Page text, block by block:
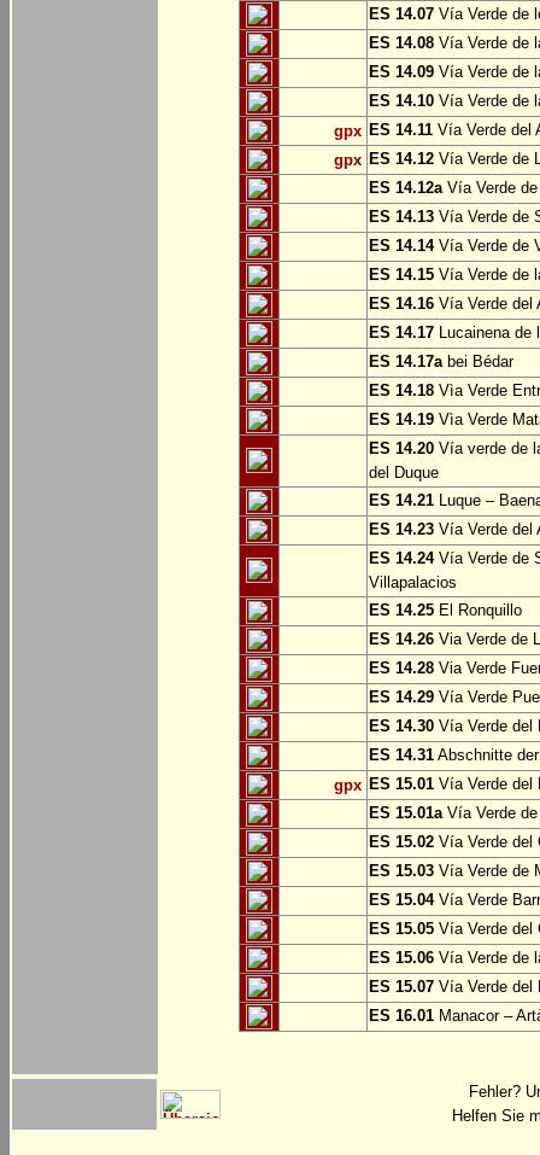
ES 14.07 Vía Verde de
ES 14.08 Vía Verde de
ES 14.09 Vía Verde de
ES 14.10 Vía Verde de
gpx ES 14.11 Vía Verde del
gpx ES 14.12 Vía Verde de
ES 14.12aVía Verde de
ES 14.13 Vía Verde de
ES 14.14Vía Verde de
ES 14.15 Vía Verde de
ES 14.16 Vía Verde del
ES 14.17 Lucainena de
ES 14.17abei Bédar
ES 14.18 Vìa Verde
ES 14.19 Vìa Verde
ES 14.20 Vía verde de
del Duque
ES 14.21 Luque –
ES 14.23 Vía Verde del
ES 14.24Vía Verde de
Villapalacios
ES 14.25 El Ronquillo
ES 14.26 Via Verde de
ES 14.28 Via Verde
ES 14.29 Vía Verde
ES 14.30 Vía Verde del
ES 14.31 Abschnitte
gpx ES 15.01 Vía Verde del
ES 15.01aVía Verde de
ES 15.02 Vía Verde del
ES 15.03 Vía Verde de
ES 15.04Vía Verde
ES 15.05 Vía Verde del
ES 15.06 Vía Verde de
ES 15.07 Vía Verde del
ES 16.01 Manacor –
Fehler?
Helfen Sie